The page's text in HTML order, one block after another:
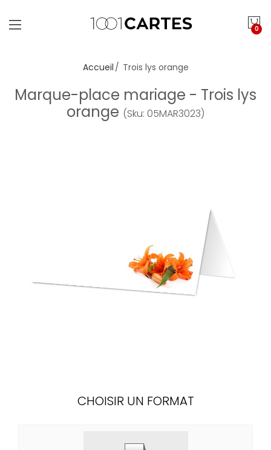
0
Accueil Trois lys orange
Marque-place mariage - Trois lys
orange (Sku: 05MAR3023)
CHOISIR UN FORMAT